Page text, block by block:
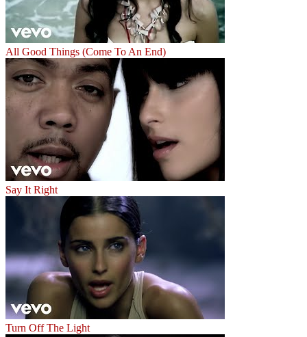
All Good Things (Come To An End)
Say It Right
Turn Off The Light